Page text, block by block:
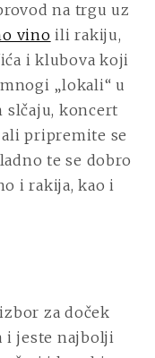
na trgu uz
vino ili rakiju,
i klubova koji
„lokali“ u
slčaju, koncert
pripremite se
te se dobro
i rakija, kao i
za doček
i jeste najbolji